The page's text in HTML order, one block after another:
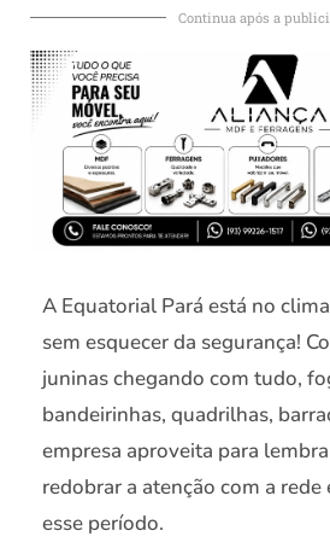
Continua após a
A Equatorial Pará está no
sem esquecer da segurança!
juninas chegando com tudo,
bandeirinhas, quadrilhas,
empresa aproveita para
redobrar a atenção com a
esse período.